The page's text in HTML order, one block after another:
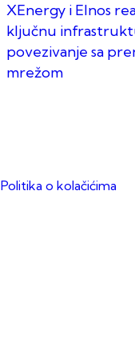
XEnergy i Elnos
ključnu
povezivanje sa
mrežom
Politika o kolačićima